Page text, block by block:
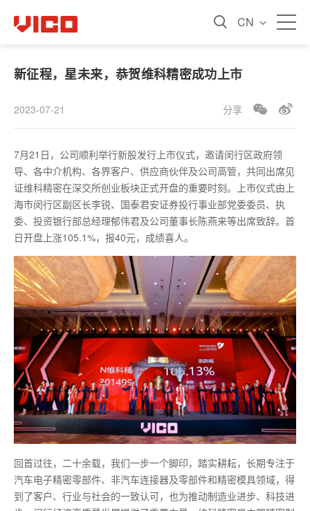
CN
新征程，星未来，恭贺维科精密成功上市
2023-07-21 分享
7月21日，公司顺利举行新股发行上市仪式，邀请闵行区政府领
导、各中介机构、各界客户、供应商伙伴及公司高管，共同出席见
证维科精密在深交所创业板块正式开盘的重要时刻。上市仪式由上
海市闵行区副区长李锐、国泰君安证券投行事业部党委委员、执
委、投资银行部总经理郁伟君及公司董事长陈燕来等出席致辞。首
日开盘上涨105.1%，报40元，成绩喜人。
回首过往，二十余载，我们一步一个脚印，踏实耕耘，长期专注于
汽车电子精密零部件、非汽车连接器及零部件和精密模具领域，得
到了客户、行业与社会的一致认可，也为推动制造业进步、科技进